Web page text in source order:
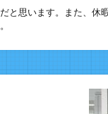
思います。また、休